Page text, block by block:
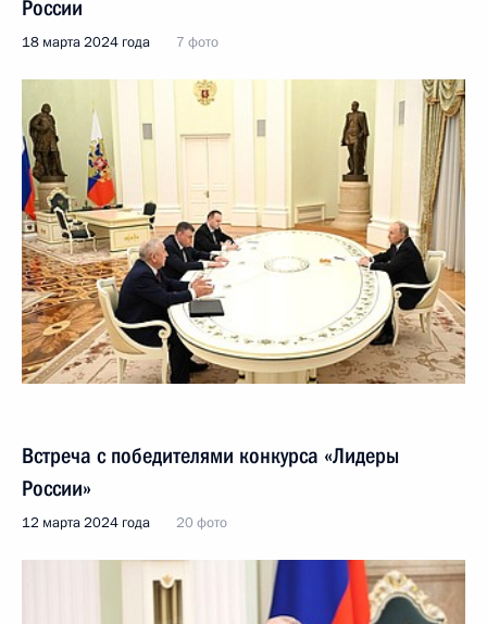
России
18 марта 2024 года 7 фото
Встреча с победителями конкурса «Лидеры
России»
12 марта 2024 года 20 фото